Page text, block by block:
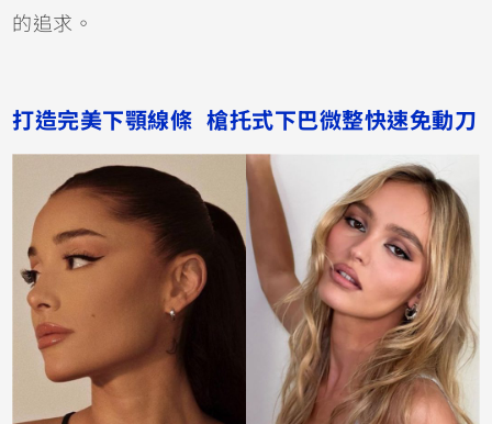
的追求。
打造完美下顎線條 槍托式下巴微整快速免動刀